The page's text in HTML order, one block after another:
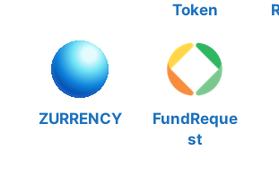
Token
ZURRENCY
FundReque
st